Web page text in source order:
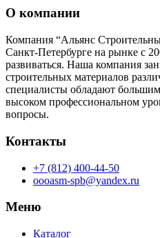
О компании
Компания “Альянс
Санкт-Петербурге на рынке с
развиваться. Наша компания
строительных материалов
специалисты обладают
высоком профессиональном
вопросы.
Контакты
+7 (812) 400-44-50
oooasm-spb@yandex.ru
Меню
Каталог